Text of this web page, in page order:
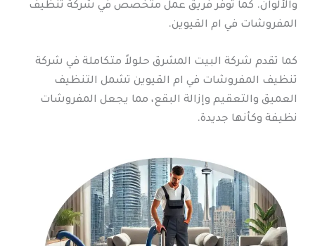
والألوان. كما توفر فريق عمل متخصص في شركة تنظيف
المفروشات في ام القيوين.
كما تقدم شركة البيت المشرق حلولاً متكاملة في شركة
تنظيف المفروشات في ام القيوين تشمل التنظيف
العميق والتعقيم وإزالة البقع، مما يجعل المفروشات
نظيفة وكأنها جديدة.